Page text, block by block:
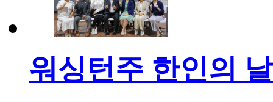
워싱턴주 한인의